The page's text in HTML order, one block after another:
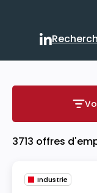
3713 offres
Industrie